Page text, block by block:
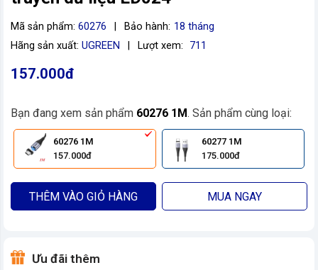
Mã sản phẩm: 60276 Bảo hành: 18 tháng
Hãng sản xuất: UGREEN Lượt xem: 711
157.000đ
Bạn đang xem sản phẩm 60276 1M. Sản phẩm cùng loại:
60276 1M
157.000đ
60277 1M
175.000đ
THÊM VÀO GIỎ HÀNG MUA NGAY
Ưu đãi thêm